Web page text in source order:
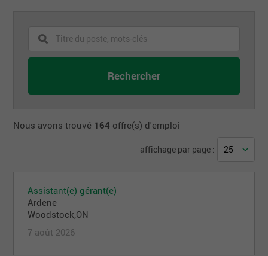
Nous avons trouvé 164 offre(s) d'emploi
affichage par page :
Assistant(e) gérant(e)
Ardene
Woodstock,ON
7 août 2026